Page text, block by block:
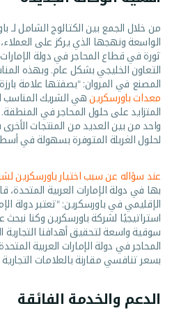
من خلال الجمع بين الكتالوج الشامل لـ
الواسعة ونهجها الذي يركز على
ثورة في قطاع المحاجر في دولة
التعاون الخليجي بشكل عام. وبهذه
المصنع في المروان: "بصفتها علامة
معدات باورسكرين هي الشريك المناسب
واحد من بين العديد من المنتجات
لحلول الغربلة المتوفرة بسهولة في
عند سؤاله عن سبب اختيار باورسكرين
بها في دولة الإمارات العربية
الإقليمي في باورسكرين: "تعتبر دولة
استراتيجيًا لشركة باورسكرين وكنا
سوقية واسعة لتحقيق أهدافنا
المحاجر في دولة الإمارات العربية
بسعر تنافسي مقارنة بالعلامات
الدعم والخدمة الفائقة